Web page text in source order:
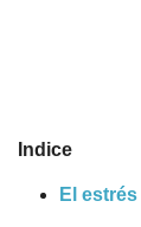
Indice
El